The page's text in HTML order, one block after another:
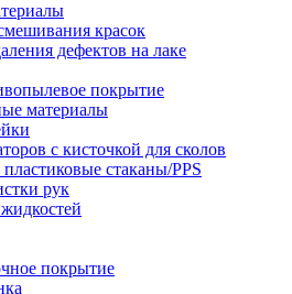
красок
дефектов на лаке
покрытие
материалы
с кисточкой для сколов
стаканы/PPS
рук
покрытие